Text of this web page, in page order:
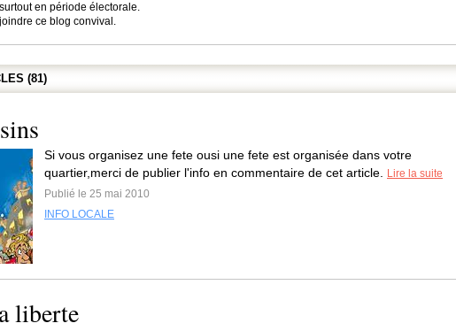
en période électorale.
ce blog convival.
(81)
Si vous organisez une fete ousi une fete est organisée dans votre
quartier,merci de publier l'info en commentaire de cet article.
Lire la suite
Publié le 25 mai 2010
INFO LOCALE
liberte